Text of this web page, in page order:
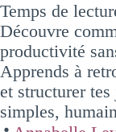
Temps de
Découvre
productivité
Apprends à
et structurer tes
simples,